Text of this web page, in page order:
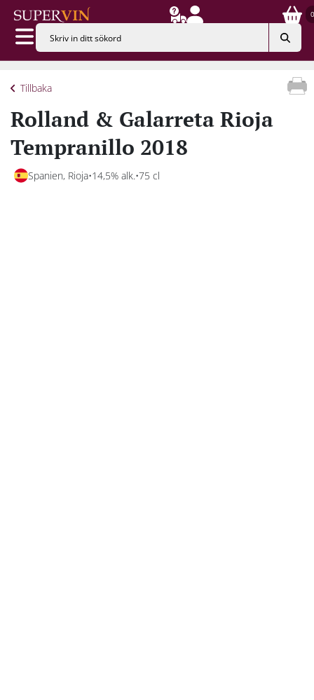
0
Tillbaka
Rolland & Galarreta Rioja
Tempranillo 2018
Spanien, Rioja 14,5% alk. 75 cl